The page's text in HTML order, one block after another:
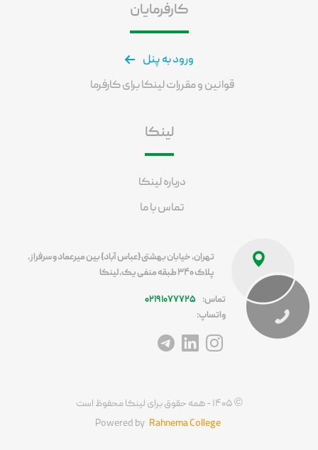
کارفرمایان
ورود به پنل
قوانین و مقررات لینکا برای کارفرما
لینکا
درباره لینکا
تماس با ما
تهران، خیابان بهشتی (عباس آباد) بین میرعماد و سرفراز،
پلاک ۳۴۰ طبقه منفی یک، لینکا
تماس:
۰۲۱۹۱۰۷۷۷۲۵
واتساپ:
آدرس اینستاگرام
آدرس لینکداین
آدرس تلگرام
©۱۴۰۵ - همه حقوق برای لینکا محفوظ است
Powered by Rahnema College